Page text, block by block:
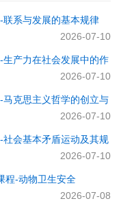
系与发展的基本规律
2026-07-10
产力在社会发展中的作
2026-07-10
克思主义哲学的创立与
2026-07-10
会基本矛盾运动及其规
2026-07-10
程-动物卫生安全
2026-07-08